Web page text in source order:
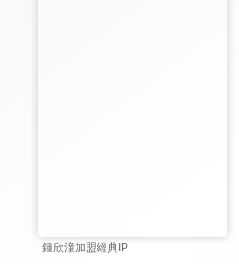
鍾欣潼加盟經典IP